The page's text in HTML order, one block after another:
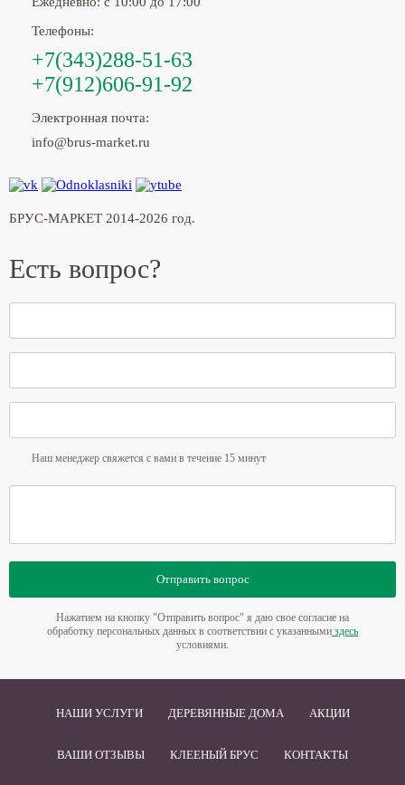
Телефоны:
+7(343)288-51-63
+7(912)606-91-92
Электронная почта:
info@brus-market.ru
БРУС-МАРКЕТ 2014-2026 год.
Есть вопрос?
Наш менеджер свяжется с вами в течение 15 минут
Отправить вопрос
Нажатием на кнопку "Отправить вопрос" я даю свое согласие на
обработку персональных данных в соответствии с указанными здесь
условиями.
НАШИ УСЛУГИ ДЕРЕВЯННЫЕ ДОМА АКЦИИ
ВАШИ ОТЗЫВЫ КЛЕЕНЫЙ БРУС КОНТАКТЫ